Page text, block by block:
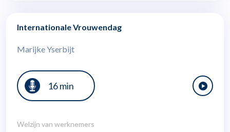
Internationale Vrouwendag
Marijke Yserbijt
16 min
Welzijn van werknemers